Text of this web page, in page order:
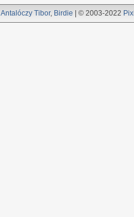
Antalóczy Tibor, Birdie | © 2003-2022